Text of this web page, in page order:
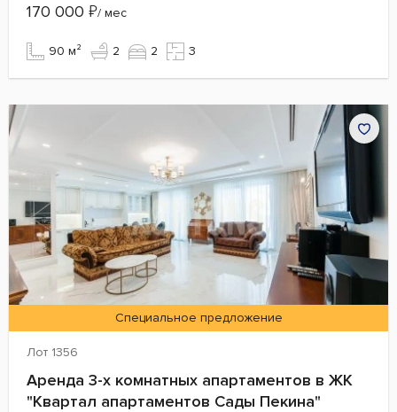
170 000 ₽/ мес
90 м² 2 2 3
Специальное предложение
Лот 1356
Аренда 3-х комнатных апартаментов в ЖК
"Квартал апартаментов Сады Пекина"